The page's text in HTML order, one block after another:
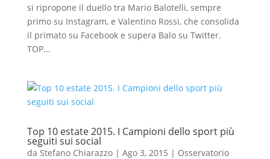
si ripropone il duello tra Mario Balotelli, sempre
primo su Instagram, e Valentino Rossi, che consolida
il primato su Facebook e supera Balo su Twitter.
TOP...
Top 10 estate 2015. I Campioni dello sport più
seguiti sui social
da Stefano Chiarazzo| Ago 3, 2015 | Osservatorio